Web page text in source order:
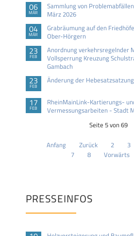
06
MÄR
Sammlung von
März 2026
04
MÄR
Grabräumung auf den
Ober-Hörgern
23
FEB
Anordnung verkehrsregelnder
Vollsperrung Kreuzung
Gambach
23
FEB
Änderung der Hebesatzsatzung
17
FEB
RheinMainLink-Kartierungs-
Vermessungsarbeiten - Stadt
Seite 5 von 69
Anfang Zurück 2 3
7
8 Vorwärts
PRESSEINFOS